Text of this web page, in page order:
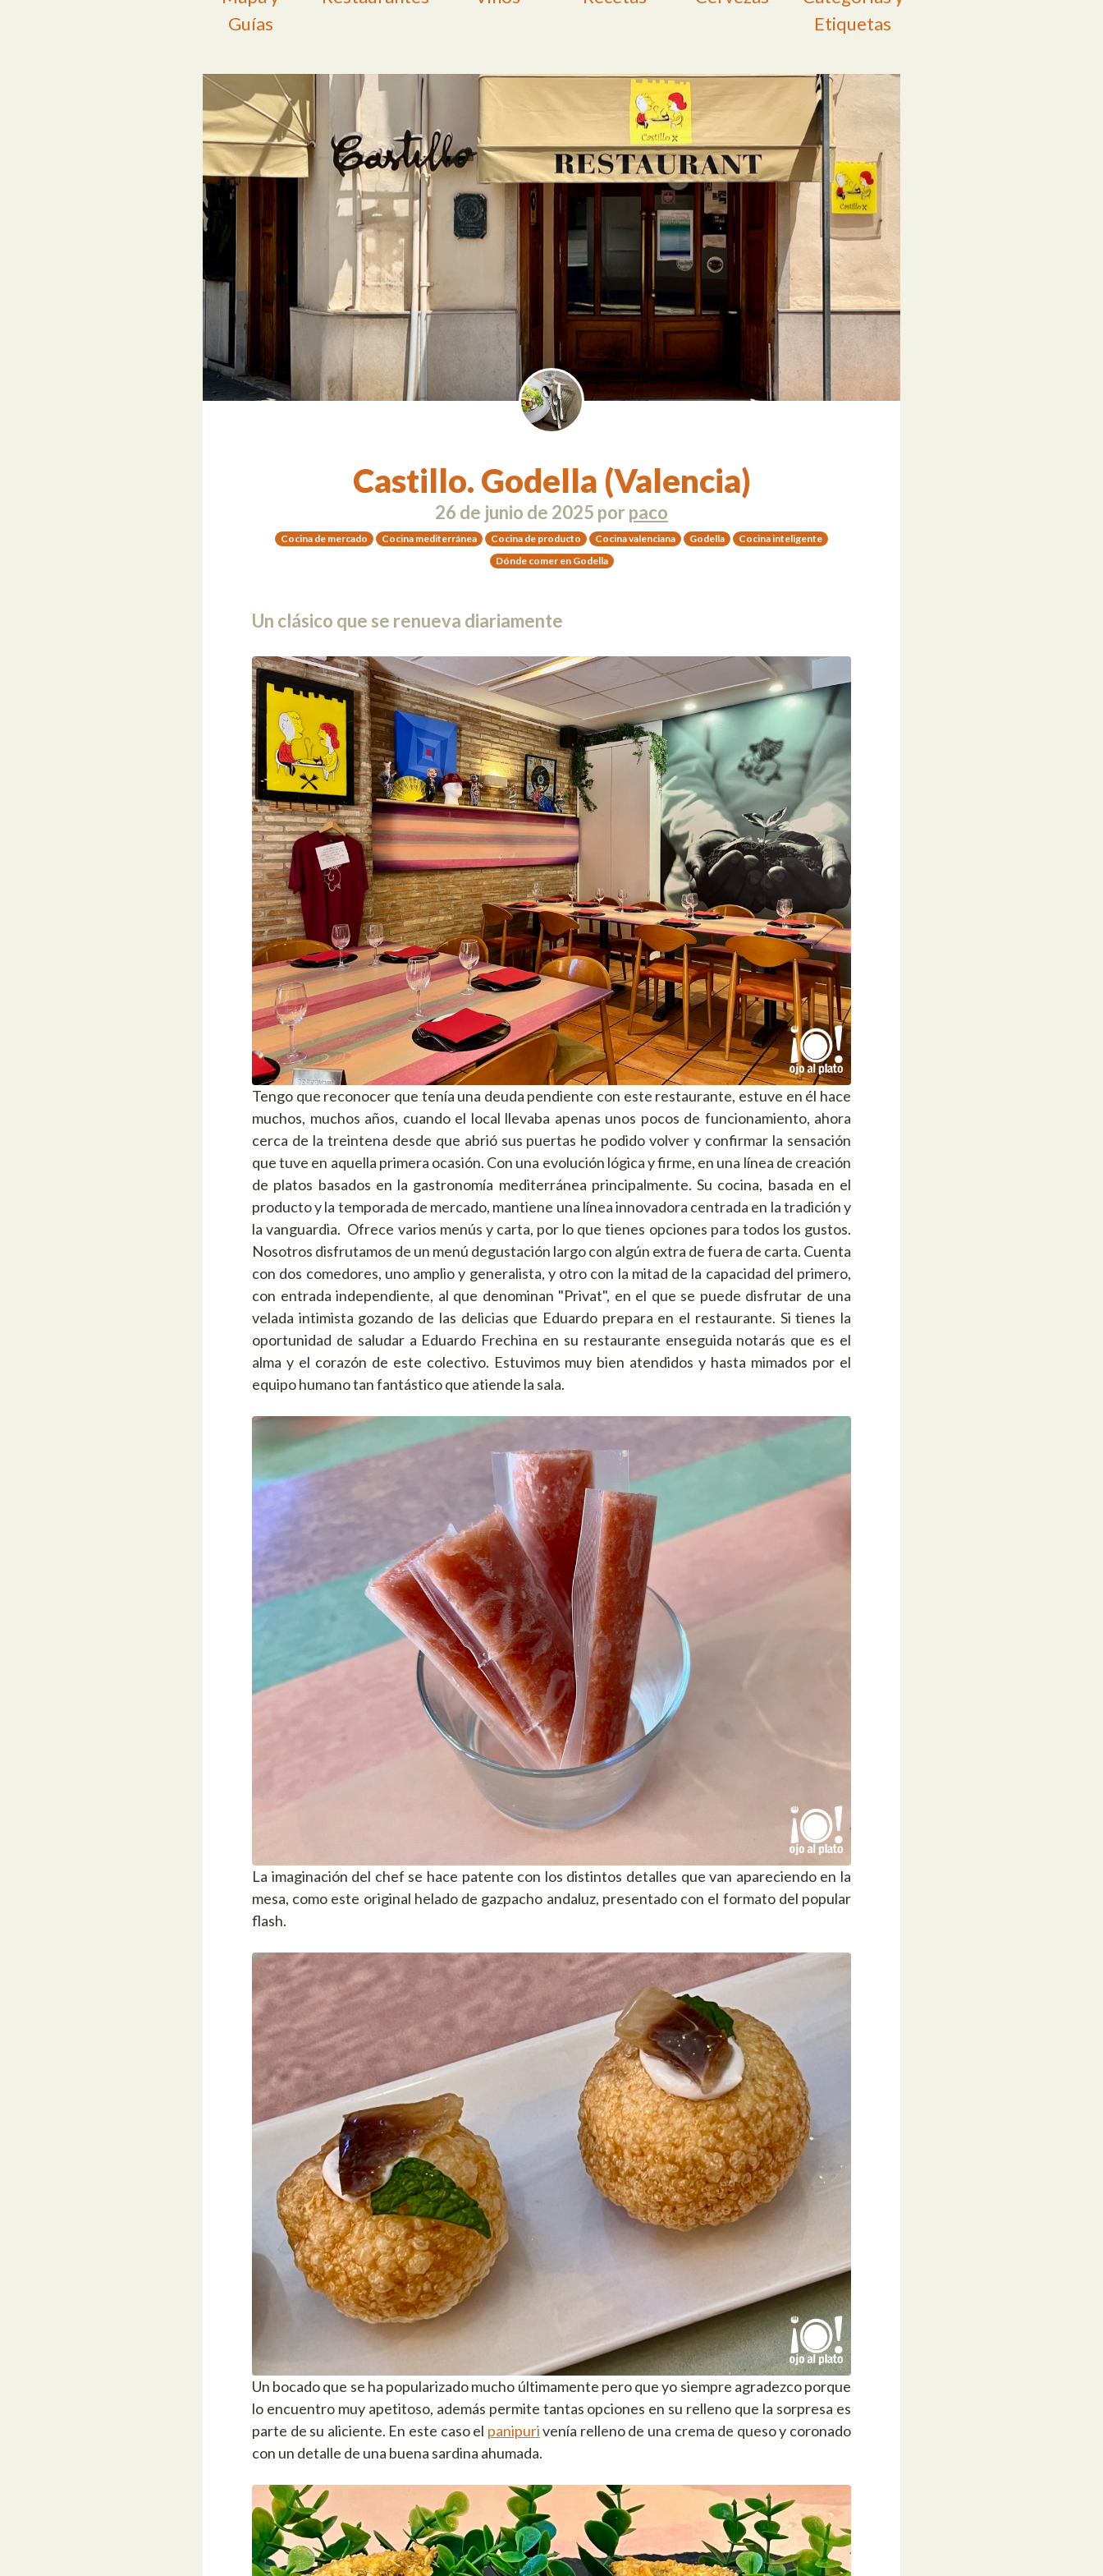
Guías
Etiquetas
Castillo. Godella (Valencia)
26 de junio de 2025 por paco
Cocina de mercado Cocina mediterránea Cocina de producto Cocina valenciana Godella
Cocina inteligente
Dónde comer en Godella
Un clásico que se renueva diariamente
Tengo que reconocer que tenía una deuda pendiente con este restaurante, estuve en él hace
muchos, muchos años, cuando el local llevaba apenas unos pocos de funcionamiento, ahora
cerca de la treintena desde que abrió sus puertas he podido volver y confirmar la sensación
que tuve en aquella primera ocasión. Con una evolución lógica y firme, en una línea de creación
de platos basados en la gastronomía mediterránea principalmente. Su cocina, basada en el
producto y la temporada de mercado, mantiene una línea innovadora centrada en la tradición y
la vanguardia. Ofrece varios menús y carta, por lo que tienes opciones para todos los gustos.
Nosotros disfrutamos de un menú degustación largo con algún extra de fuera de carta. Cuenta
con dos comedores, uno amplio y generalista, y otro con la mitad de la capacidad del primero,
con entrada independiente, al que denominan "Privat", en el que se puede disfrutar de una
velada intimista gozando de las delicias que Eduardo prepara en el restaurante. Si tienes la
oportunidad de saludar a Eduardo Frechina en su restaurante enseguida notarás que es el
alma y el corazón de este colectivo. Estuvimos muy bien atendidos y hasta mimados por el
equipo humano tan fantástico que atiende la sala.
La imaginación del chef se hace patente con los distintos detalles que van apareciendo en la
mesa, como este original helado de gazpacho andaluz, presentado con el formato del popular
flash.
Un bocado que se ha popularizado mucho últimamente pero que yo siempre agradezco porque
lo encuentro muy apetitoso, además permite tantas opciones en su relleno que la sorpresa es
parte de su aliciente. En este caso el panipurivenía relleno de una crema de queso y coronado
con un detalle de una buena sardina ahumada.